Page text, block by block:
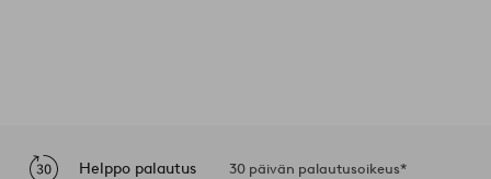
Helppo palautus 30 päivän palautusoikeus*